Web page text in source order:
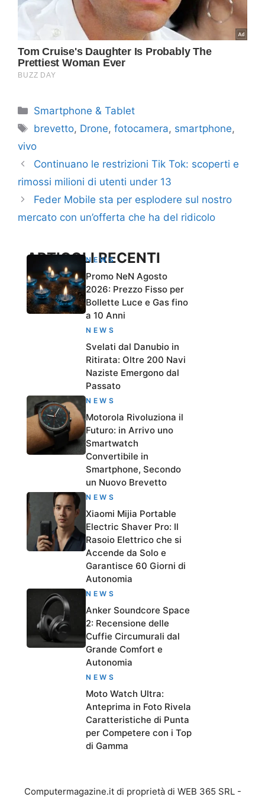
Categorie
Smartphone & Tablet
Tag
brevetto, Drone,fotocamera, smartphone,
vivo
Continuano le restrizioni Tik Tok: scoperti e
rimossi milioni di utenti under 13
Feder Mobile sta per esplodere sul nostro
mercato con un’offerta che ha del ridicolo
ARTICOLI RECENTI
NEWS
Promo NeN Agosto
2026: Prezzo Fisso per
Bollette Luce e Gas fino
a 10 Anni
NEWS
Svelati dal Danubio in
Ritirata: Oltre 200 Navi
Naziste Emergono dal
Passato
NEWS
Motorola Rivoluziona il
Futuro: in Arrivo uno
Smartwatch
Convertibile in
Smartphone, Secondo
un Nuovo Brevetto
NEWS
Xiaomi Mijia Portable
Electric Shaver Pro: Il
Rasoio Elettrico che si
Accende da Solo e
Garantisce 60 Giorni di
Autonomia
NEWS
Anker Soundcore Space
2: Recensione delle
Cuffie Circumurali dal
Grande Comfort e
Autonomia
NEWS
Moto Watch Ultra:
Anteprima in Foto Rivela
Caratteristiche di Punta
per Competere con i Top
di Gamma
Computermagazine.it di proprietà di WEB 365 SRL -